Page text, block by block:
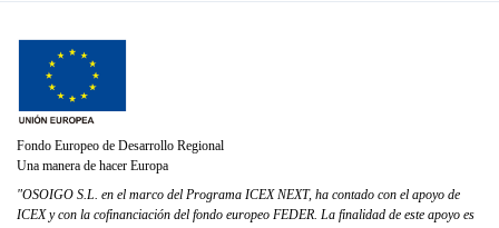
Fondo Europeo de Desarrollo Regional
Una manera de hacer Europa
"OSOIGO S.L. en el marco del Programa ICEX NEXT, ha contado con el apoyo de
ICEX y con la cofinanciación del fondo europeo FEDER. La finalidad de este apoyo es